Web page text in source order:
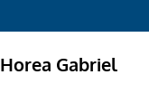
Gabriel